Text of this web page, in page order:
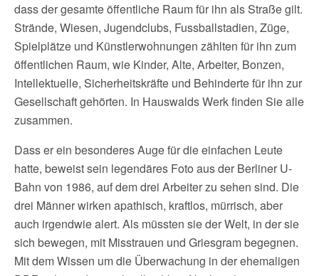
dass der gesamte öffentliche Raum für ihn als Straße gilt.
Strände, Wiesen, Jugendclubs, Fussballstadien, Züge,
Spielplätze und Künstlerwohnungen zählten für ihn zum
öffentlichen Raum, wie Kinder, Alte, Arbeiter, Bonzen,
Intellektuelle, Sicherheitskräfte und Behinderte für ihn zur
Gesellschaft gehörten. In Hauswalds Werk finden Sie alle
zusammen.
Dass er ein besonderes Auge für die einfachen Leute
hatte, beweist sein legendäres Foto aus der Berliner U-
Bahn von 1986, auf dem drei Arbeiter zu sehen sind. Die
drei Männer wirken apathisch, kraftlos, mürrisch, aber
auch irgendwie alert. Als müssten sie der Welt, in der sie
sich bewegen, mit Misstrauen und Griesgram begegnen.
Mit dem Wissen um die Überwachung in der ehemaligen